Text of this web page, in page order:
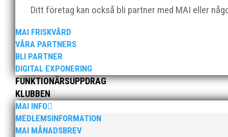
Ditt företag kan också bli partner med MAI eller
MAI FRISKVÅRD
VÅRA PARTNERS
BLI PARTNER
DIGITAL EXPONERING
FUNKTIONÄRSUPPDRAG
KLUBBEN
MAI INFO
MEDLEMSINFORMATION
MAI MÅNADSBREV
För mig har Lasse betytt oerhört mycket på flera
med en mängd olika projekt. Med sin parhäst och